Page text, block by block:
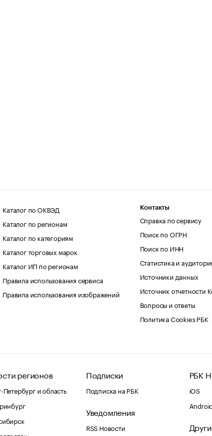
Каталог по ОКВЭД
Каталог по регионам
Каталог по категориям
Каталог торговых марок
Каталог ИП по регионам
Правила использования сервиса
Правила использования изображений
Контакты
Справка по сервису
Поиск по ОГРН
Поиск по ИНН
Статистика и
Источники данных
Источник отчетности
Вопросы и ответы
Политика Cookies РБК
регионов
Петербург и область
Подписки
Подписка на РБК
Уведомления
RSS Новости
РБК
iOS